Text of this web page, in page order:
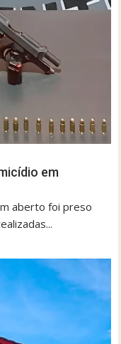
em
aberto foi preso